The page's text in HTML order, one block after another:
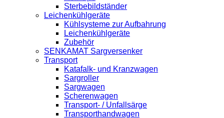
Sterbebildständer
Leichenkühlgeräte
Kühlsysteme zur Aufbahrung
Leichenkühlgeräte
Zubehör
SENKAMAT Sargversenker
Transport
Katafalk- und Kranzwagen
Sargroller
Sargwagen
Scherenwagen
Transport- / Unfallsärge
Transporthandwagen